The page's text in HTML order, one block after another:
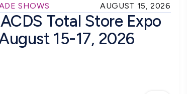
SHOWS AUGUST 15, 2026
Total Store Expo
15-17, 2026